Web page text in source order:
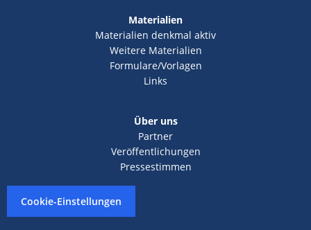
Materialien
Materialien denkmal aktiv
Weitere Materialien
Formulare/Vorlagen
Links
Über uns
Partner
Veröffentlichungen
Pressestimmen
Cookie-Einstellungen